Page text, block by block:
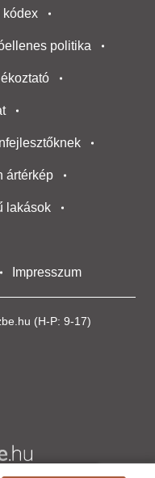
(H-P: 9-17)
kódex
politika
ártérkép
lakások
Impresszum